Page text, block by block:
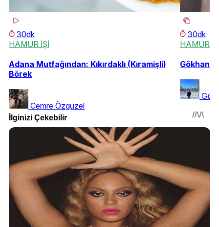
30dk
HAMUR İŞİ
Adana Mutfağından: Kıkırdaklı (Kıramişli)
Börek
Cemre Özgüzel
30dk
HAMUR